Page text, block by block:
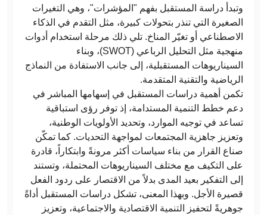
وتبدأ دراسة المستقبل بفهم "المؤشرات"، وهي التغيرات
الصغيرة التي تنذر بتحولات كبيرة، مثل التقدم في الذكاء
الاصطناعي أو تغيّر المناخ. تلي ذلك مرحلة استخدام أدوات
منهجية مثل التحليل الرباعي (SWOT)، وبناء
السيناريوهات المستقبلية، إلى جانب الاستفادة من النماذج
الرياضية والتقنية المتقدمة.
تكمن أهمية دراسات المستقبل في إسهامها المباشر في
دعم خطط التنمية المستدامة، إذ توفر رؤى استباقية
تساعد في توجيه الموارد، وتحديد الأولويات الوطنية،
وتعزيز جاهزية المجتمعات لمواجهة التحديات. كما تمكّن
صناع القرار من بناء سياسات أكثر مرونةً وابتكاراً، قادرة
على التكيف مع مختلف السيناريوهات المحتملة، وتستند
إلى التفكير بعيد المدى بدلاً من الاقتصار على ردود الفعل
قصيرة الأجل. وبهذا المعنى، تشكل دراسات المستقبل أداةً
جوهريةً لتحفيز التنمية الاقتصادية والاجتماعية، وتعزيز